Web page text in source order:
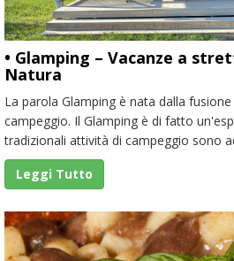
• Glamping – Vacanze a
Natura
La parola Glamping è nata dalla
campeggio. Il Glamping è di fatto
tradizionali attività di campeggio sono
Leggi Tutto